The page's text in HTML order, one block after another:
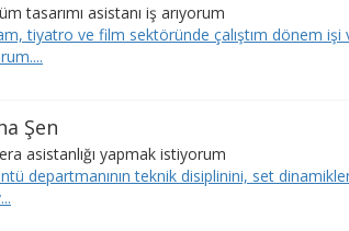
tasarımı asistanı iş arıyorum
tiyatro ve film sektöründe çalıştım dönem
Şen
asistanlığı yapmak istiyorum
departmanının teknik disiplinini, set